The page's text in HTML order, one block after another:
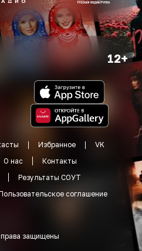
12+
Избранное
VK
О нас
Контакты
Результаты СОУТ
соглашение
защищены